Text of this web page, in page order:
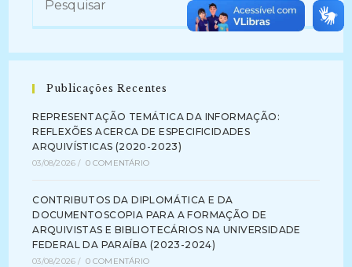
Publicações Recentes
REPRESENTAÇÃO TEMÁTICA DA INFORMAÇÃO:
REFLEXÕES ACERCA DE ESPECIFICIDADES
ARQUIVÍSTICAS (2020-2023)
03/08/2026 / 0 COMENTÁRIO
CONTRIBUTOS DA DIPLOMÁTICA E DA
DOCUMENTOSCOPIA PARA A FORMAÇÃO DE
ARQUIVISTAS E BIBLIOTECÁRIOS NA UNIVERSIDADE
FEDERAL DA PARAÍBA (2023-2024)
03/08/2026 / 0 COMENTÁRIO